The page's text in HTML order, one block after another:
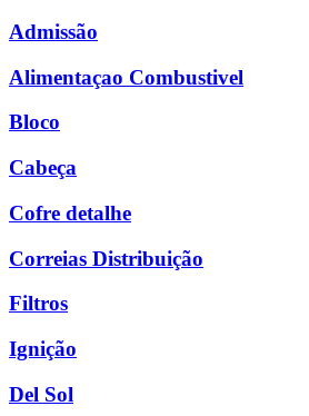
Admissão
Alimentaçao Combustivel
Bloco
Cabeça
Cofre detalhe
Correias Distribuição
Filtros
Ignição
Del Sol